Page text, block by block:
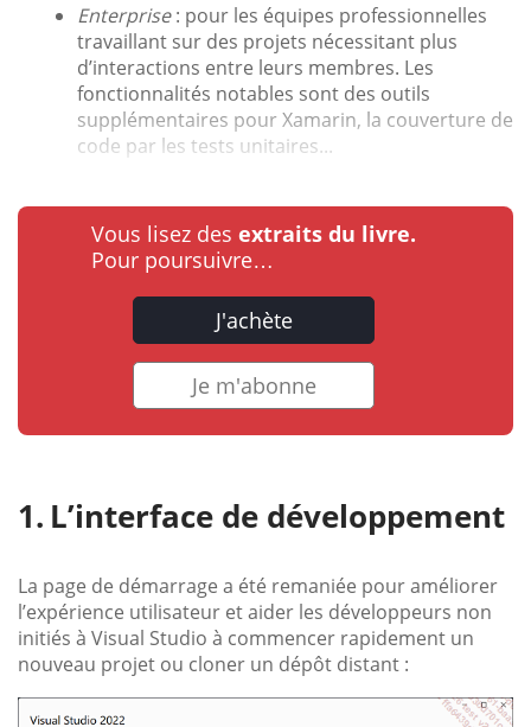
Enterprise: pour les équipes professionnelles
travaillant sur des projets nécessitant plus
d’interactions entre leurs membres. Les
fonctionnalités notables sont des outils
supplémentaires pour Xamarin, la couverture de
code par les tests unitaires...
Vous lisez des extraits du livre.
Pour poursuivre…
J'achète
Je m'abonne
L’interface de développement
La page de démarrage a été remaniée pour améliorer
l’expérience utilisateur et aider les développeurs non
initiés à Visual Studio à commencer rapidement un
nouveau projet ou cloner un dépôt distant :